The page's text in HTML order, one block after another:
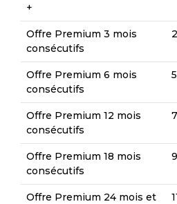
+
Offre Premium 3 mois
consécutifs
Offre Premium 6 mois
consécutifs
Offre Premium 12 mois
consécutifs
Offre Premium 18 mois
consécutifs
Offre Premium 24 mois et